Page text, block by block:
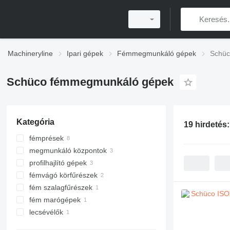
Machineryline Ipari gépek Fémmegmunkáló gépek
Schüco fémmegmunkáló gépek
Kategória
fémprések
nyomóprések
turret lyukasztó prések
megmunkáló központok
profilhajlító gépek
fémvágó körfűrészek
fém szalagfűrészek
fém marógépek
lecsévélők
19 hirdetés: